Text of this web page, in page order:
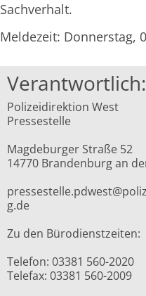
Sachverhalt.
Meldezeit: Donnerstag,
Verantwortlich:
Polizeidirektion West
Pressestelle
Magdeburger Straße 52
14770 Brandenburg an
g.de
Zu den Bürodienstzeiten:
Telefon: 03381 560-2020
Telefax: 03381 560-2009